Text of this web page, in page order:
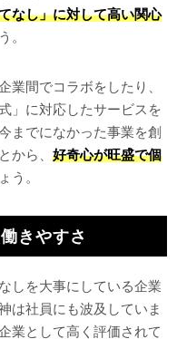
なし」に対して高い関心
。
業間でコラボをしたり、
」に対応したサービスを
までになかった事業を創
から、好奇心が旺盛で個
う。
きやすさ
しを大事にしている企業
は社員にも波及していま
業として高く評価されて